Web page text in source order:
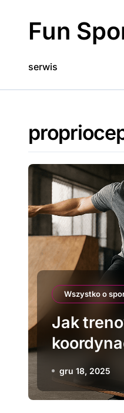
contentFun
serwis
Wszystko o
Jak
gru 18, 2025